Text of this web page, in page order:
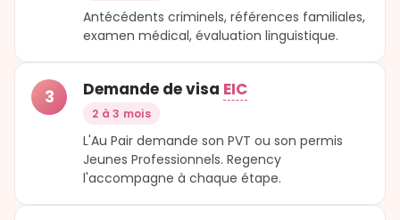
Antécédents criminels, références familiales,
examen médical, évaluation linguistique.
3 Demande de visa EIC
2 à 3 mois
L'Au Pair demande son PVT ou son permis
Jeunes Professionnels. Regency
l'accompagne à chaque étape.